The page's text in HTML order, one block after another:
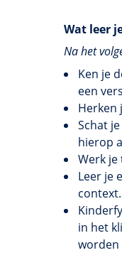
Wat leer
Na het
Ken je
een
Herken
Schat
hierop
Werk
Leer je
context.
in het
worden